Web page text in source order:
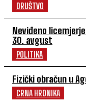
DRUŠTVO
Neviđeno
30. avgust
POLITIKA
Fizički obračun u
CRNA HRONIKA